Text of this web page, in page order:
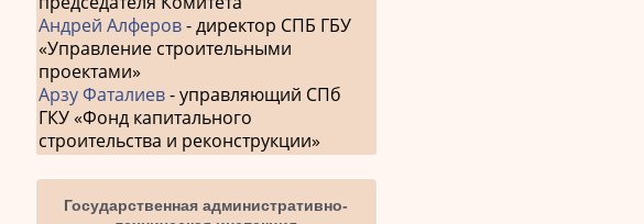
Андрей Алферов- директор СПБ ГБУ
«Управление строительными
проектами»
Арзу Фаталиев- управляющий СПб
ГКУ «Фонд капитального
строительства и реконструкции»
Государственная административно-